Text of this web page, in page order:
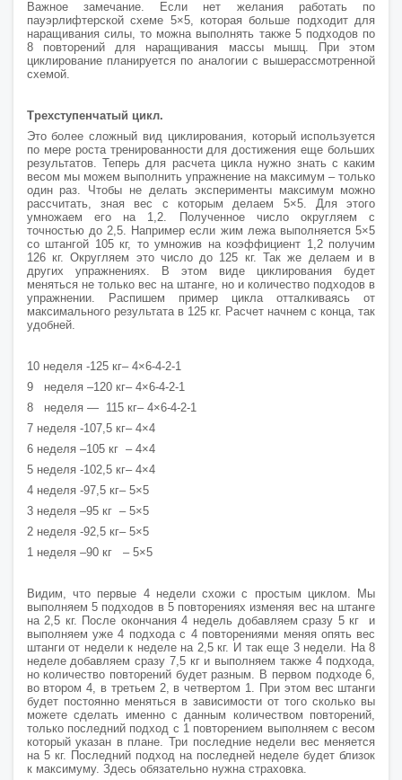
Важное замечание. Если нет желания работать по
пауэрлифтерской схеме 5×5, которая больше подходит для
наращивания силы, то можна выполнять также 5 подходов по
8 повторений для наращивания массы мышц. При этом
циклирование планируется по аналогии с вышерассмотренной
схемой.
Трехступенчатый цикл.
Это более сложный вид циклирования, который используется
по мере роста тренированности для достижения еще больших
результатов. Теперь для расчета цикла нужно знать с каким
весом мы можем выполнить упражнение на максимум – только
один раз. Чтобы не делать эксперименты максимум можно
рассчитать, зная вес с которым делаем 5×5. Для этого
умножаем его на 1,2. Полученное число округляем с
точностью до 2,5. Например если жим лежа выполняется 5×5
со штангой 105 кг, то умножив на коэффициент 1,2 получим
126 кг. Округляем это число до 125 кг. Так же делаем и в
других упражнениях. В этом виде циклирования будет
меняться не только вес на штанге, но и количество подходов в
упражнении. Распишем пример цикла отталкиваясь от
максимального результата в 125 кг. Расчет начнем с конца, так
удобней.
10 неделя -125 кг– 4×6-4-2-1
9 неделя –120 кг– 4×6-4-2-1
8 неделя — 115 кг– 4×6-4-2-1
7 неделя -107,5 кг– 4×4
6 неделя –105 кг – 4×4
5 неделя -102,5 кг– 4×4
4 неделя -97,5 кг– 5×5
3 неделя –95 кг – 5×5
2 неделя -92,5 кг– 5×5
1 неделя –90 кг – 5×5
Видим, что первые 4 недели схожи с простым циклом. Мы
выполняем 5 подходов в 5 повторениях изменяя вес на штанге
на 2,5 кг. После окончания 4 недель добавляем сразу 5 кг и
выполняем уже 4 подхода с 4 повторениями меняя опять вес
штанги от недели к неделе на 2,5 кг. И так еще 3 недели. На 8
неделе добавляем сразу 7,5 кг и выполняем также 4 подхода,
но количество повторений будет разным. В первом подходе 6,
во втором 4, в третьем 2, в четвертом 1. При этом вес штанги
будет постоянно меняться в зависимости от того сколько вы
можете сделать именно с данным количеством повторений,
только последний подход с 1 повторением выполняем с весом
который указан в плане. Три последние недели вес меняется
на 5 кг. Последний подход на последней неделе будет близок
к максимуму. Здесь обязательно нужна страховка.